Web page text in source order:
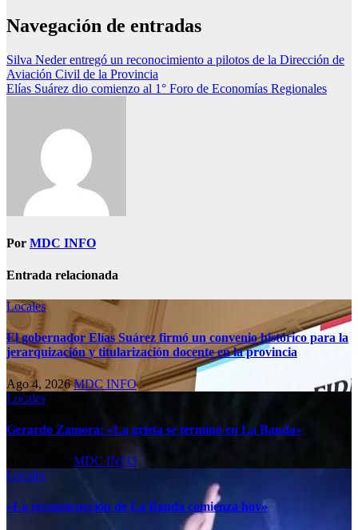
Navegación de entradas
Silva Neder entregó un reconocimiento a pilotos de la Dirección de
Aviación Civil de la Provincia
Elías Suárez dio comienzo al 1° Foro de Economías Regionales
Por MDC INFO
Entrada relacionada
Locales
El gobernador Elías Suárez firmó un convenio histórico para la
jerarquización y titularización docente en la provincia
Ago 4, 2026MDC INFO
Locales
Gerardo Zamora: «La grieta se terminó en La Banda»
MDC INFO
Locales
«La reconstrucción de La Banda comienza hoy»